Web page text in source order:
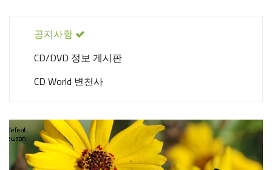
공지사항
CD/DVD 정보 게시판
CD World 변천사